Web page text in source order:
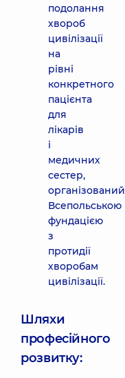
подолання
хвороб
цивілізації
на
рівні
конкретного
пацієнта
для
лікарів
і
медичних
сестер,
організований
Всепольською
фундацією
з
протидії
хворобам
цивілізації.
Шляхи
професійного
розвитку: